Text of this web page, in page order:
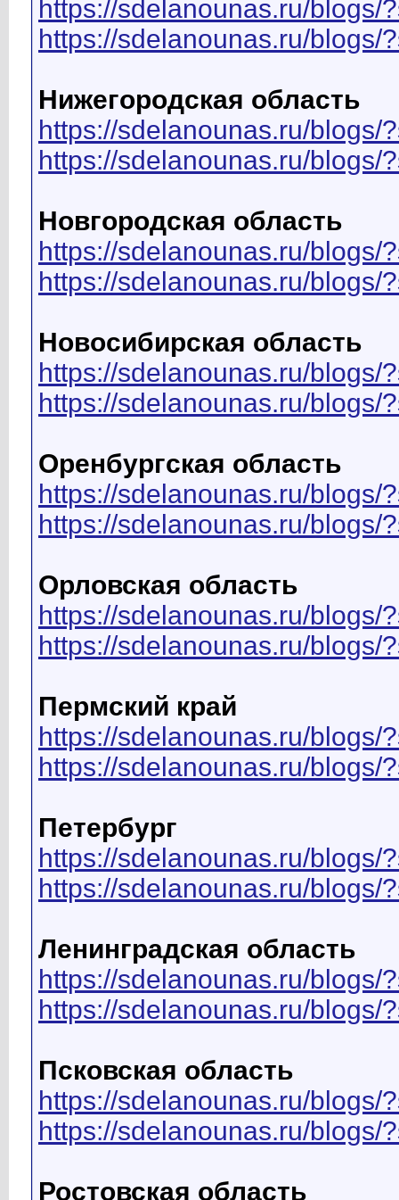
https://sdelanounas.ru/blogs/
https://sdelanounas.ru/blogs/
Нижегородская область
https://sdelanounas.ru/blogs/
https://sdelanounas.ru/blogs/
Новгородская область
https://sdelanounas.ru/blogs/
https://sdelanounas.ru/blogs/
Новосибирская область
https://sdelanounas.ru/blogs/
https://sdelanounas.ru/blogs/
Оренбургская область
https://sdelanounas.ru/blogs/
https://sdelanounas.ru/blogs/
Орловская область
https://sdelanounas.ru/blogs/
https://sdelanounas.ru/blogs/
Пермский край
https://sdelanounas.ru/blogs/
https://sdelanounas.ru/blogs/
Петербург
https://sdelanounas.ru/blogs/
https://sdelanounas.ru/blogs/
Ленинградская область
https://sdelanounas.ru/blogs/
https://sdelanounas.ru/blogs/
Псковская область
https://sdelanounas.ru/blogs/
https://sdelanounas.ru/blogs/
Ростовская область